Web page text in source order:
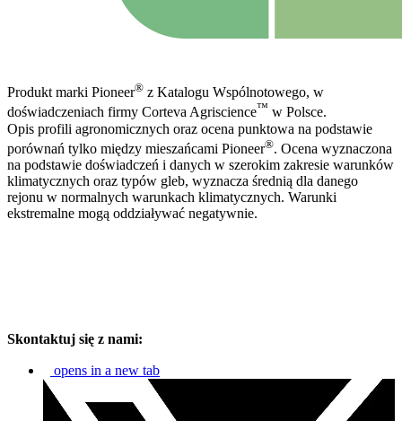
Produkt marki Pioneer® z Katalogu Wspólnotowego, w
doświadczeniach firmy Corteva Agriscience™ w Polsce.
Opis profili agronomicznych oraz ocena punktowa na podstawie
porównań tylko między mieszańcami Pioneer®. Ocena wyznaczona
na podstawie doświadczeń i danych w szerokim zakresie warunków
klimatycznych oraz typów gleb, wyznacza średnią dla danego
rejonu w normalnych warunkach klimatycznych. Warunki
ekstremalne mogą oddziaływać negatywnie.
Skontaktuj się z nami:
opens in a new tab